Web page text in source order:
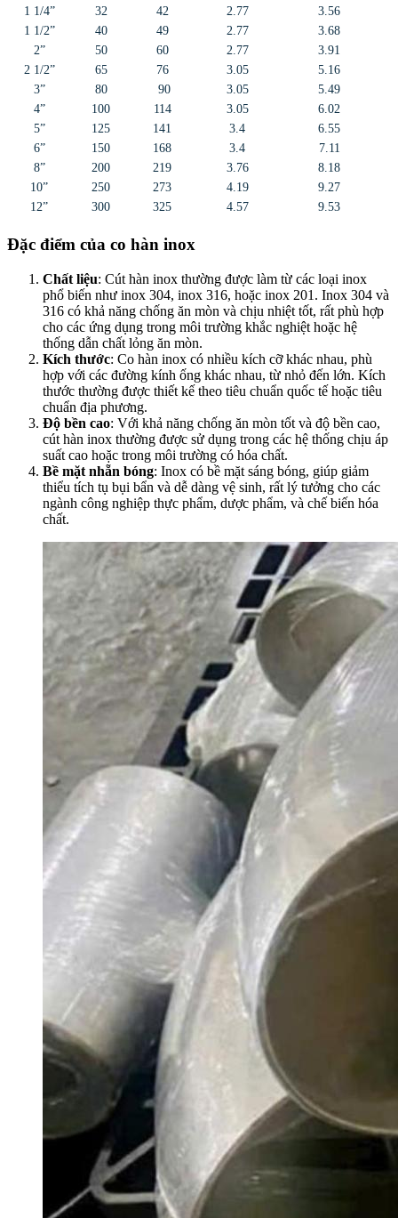
1 1/4”
32 42 2.77
3.56
1 1/2”
40 49 2.77
3.68
2”
50 60 2.77
3.91
2 1/2”
65 76 3.05
5.16
3”
80 90 3.05
5.49
4”
100 114 3.05
6.02
5”
125 141 3.4
6.55
6”
150 168 3.4
7.11
8”
200 219 3.76
8.18
10”
250 273 4.19
9.27
12”
300 325 4.57 9.53
Đặc điểm của co hàn inox
Chất liệu: Cút hàn inox thường được làm từ các loại inox
phổ biến như inox 304, inox 316, hoặc inox 201. Inox 304 và
316 có khả năng chống ăn mòn và chịu nhiệt tốt, rất phù hợp
cho các ứng dụng trong môi trường khắc nghiệt hoặc hệ
thống dẫn chất lỏng ăn mòn.
Kích thước: Co hàn inox có nhiều kích cỡ khác nhau, phù
hợp với các đường kính ống khác nhau, từ nhỏ đến lớn. Kích
thước thường được thiết kế theo tiêu chuẩn quốc tế hoặc tiêu
chuẩn địa phương.
Độ bền cao: Với khả năng chống ăn mòn tốt và độ bền cao,
cút hàn inox thường được sử dụng trong các hệ thống chịu áp
suất cao hoặc trong môi trường có hóa chất.
Bề mặt nhẵn bóng: Inox có bề mặt sáng bóng, giúp giảm
thiểu tích tụ bụi bẩn và dễ dàng vệ sinh, rất lý tưởng cho các
ngành công nghiệp thực phẩm, dược phẩm, và chế biến hóa
chất.